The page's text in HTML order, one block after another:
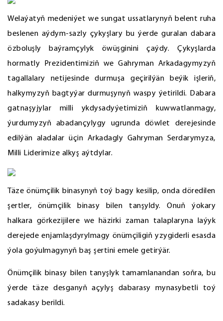
Welaýatyň medeniýet we sungat ussatlarynyň belent ruha
beslenen aýdym-sazly çykyşlary bu ýerde guralan dabara
özboluşly baýramçylyk öwüşginini çaýdy. Çykyşlarda
hormatly Prezidentimiziň we Gahryman Arkadagymyzyň
tagallalary netijesinde durmuşa geçirilýän beýik işleriň,
halkymyzyň bagtyýar durmuşynyň waspy ýetirildi. Dabara
gatnaşyjylar milli ykdysadyýetimiziň kuwwatlanmagy,
ýurdumyzyň abadançylygy ugrunda döwlet derejesinde
edilýän aladalar üçin Arkadagly Gahryman Serdarymyza,
Milli Liderimize alkyş aýtdylar.
Täze önümçilik binasynyň toý bagy kesilip, onda döredilen
şertler, önümçilik binasy bilen tanşyldy. Onuň ýokary
halkara görkezijilere we häzirki zaman talaplaryna laýyk
derejede enjamlaşdyrylmagy önümçiligiň yzygiderli esasda
ýola goýulmagynyň baş şertini emele getirýär.
Önümçilik binasy bilen tanyşlyk tamamlanandan soňra, bu
ýerde täze desganyň açylyş dabarasy mynasybetli toý
sadakasy berildi.